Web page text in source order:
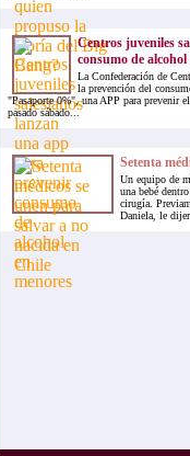
Centros juveniles
consumo de alcohol
La Confederación de
la prevención del
"Pasaporte 0%", una APP para prevenir
pasado sábado...
Setenta
Un equipo de
una bebé
cirugía.
Daniela, le